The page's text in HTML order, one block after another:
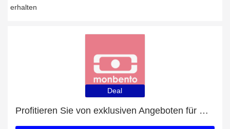
erhalten
Deal
Profitieren Sie von exklusiven Angeboten für MB Positive M graphic Ginkgo + 56% Rabatt auf Newsletter-Abonnements